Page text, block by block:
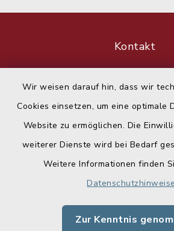
Wir weisen darauf hin, dass wir
Cookies einsetzen, um eine optimale
Website zu ermöglichen. Die
weiterer Dienste wird bei Bedarf
Weitere Informationen finden
Zur Kenntnis
Kontakt
Datenschutz
Impressum
Sitemap
Cookie-